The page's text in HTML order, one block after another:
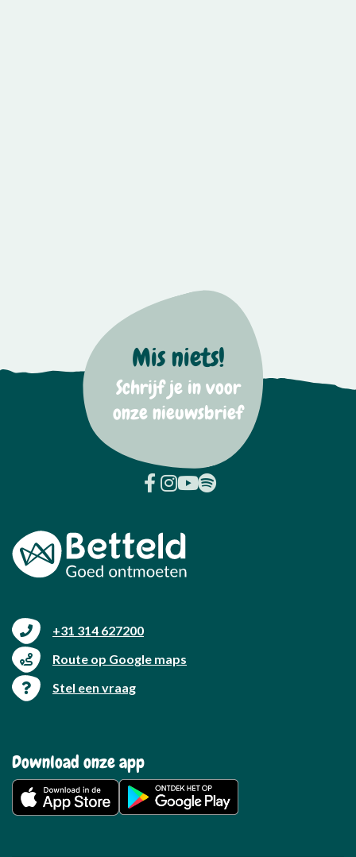
Mis niets!
Schrijf je in voor
onze nieuwsbrief
Download onze app